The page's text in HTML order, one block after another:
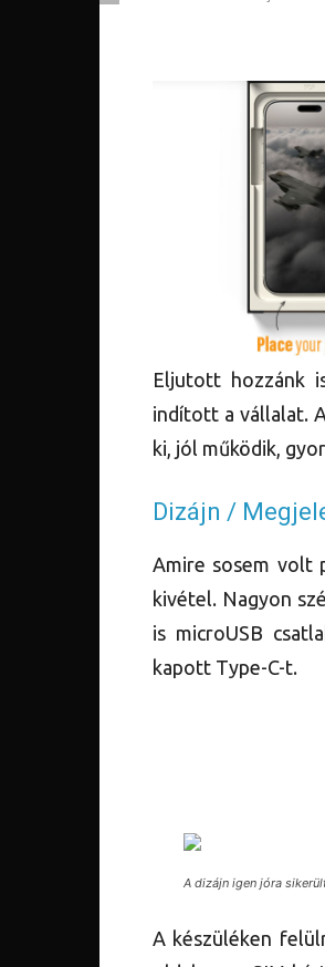
Eljutott hozzánk
indított a vállalat.
ki, jól működik,
Dizájn /
Amire sosem volt
kivétel. Nagyon
is microUSB
kapott Type-C-t.
A dizájn igen jóra
A készüléken